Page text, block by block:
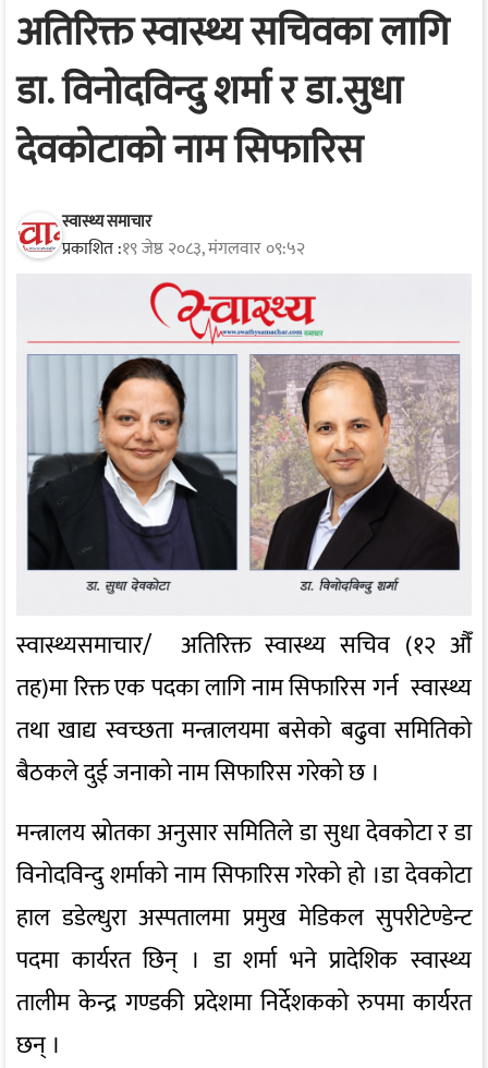
अतिरिक्त स्वास्थ्य सचिवका लागि
डा. विनोदविन्दु शर्मा र डा.सुधा
देवकोटाको नाम सिफारिस
स्वास्थ्य समाचार
प्रकाशित :१९ जेष्ठ २०८३, मंगलवार ०९:५२
स्वास्थ्यसमाचार/ अतिरिक्त स्वास्थ्य सचिव (१२ औँ
तह)मा रिक्त एक पदका लागि नाम सिफारिस गर्न स्वास्थ्य
तथा खाद्य स्वच्छता मन्त्रालयमा बसेको बढुवा समितिको
बैठकले दुई जनाको नाम सिफारिस गरेको छ ।
मन्त्रालय स्रोतका अनुसार समितिले डा सुधा देवकोटा र डा
विनोदविन्दु शर्माको नाम सिफारिस गरेको हो ।डा देवकोटा
हाल डडेल्धुरा अस्पतालमा प्रमुख मेडिकल सुपरीटेण्डेन्ट
पदमा कार्यरत छिन् । डा शर्मा भने प्रादेशिक स्वास्थ्य
तालीम केन्द्र गण्डकी प्रदेशमा निर्देशकको रुपमा कार्यरत
छन् ।